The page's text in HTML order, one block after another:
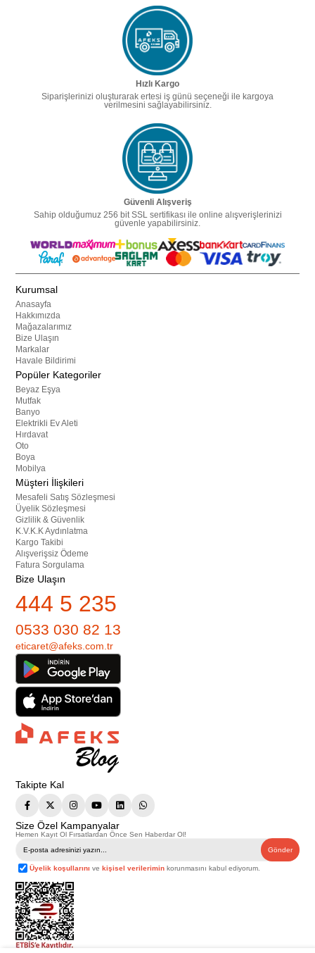
Hızlı Kargo
Siparişlerinizi oluşturarak ertesi iş günü seçeneği ile kargoya
verilmesini sağlayabilirsiniz.
Güvenli Alışveriş
Sahip olduğumuz 256 bit SSL sertifikası ile online alışverişlerinizi
güvenle yapabilirsiniz.
Kurumsal
Anasayfa
Hakkımızda
Mağazalarımız
Bize Ulaşın
Markalar
Havale Bildirimi
Popüler Kategoriler
Beyaz Eşya
Mutfak
Banyo
Elektrikli Ev Aleti
Hırdavat
Oto
Boya
Mobilya
Müşteri İlişkileri
Mesafeli Satış Sözleşmesi
Üyelik Sözleşmesi
Gizlilik & Güvenlik
K.V.K.K Aydınlatma
Kargo Takibi
Alışverişsiz Ödeme
Fatura Sorgulama
Bize Ulaşın
444 5 235
0533 030 82 13
eticaret@afeks.com.tr
Takipte Kal
Size Özel Kampanyalar
Hemen Kayıt Ol Fırsatlardan Önce Sen Haberdar Ol!
Gönder
Üyelik koşullarını vekişisel verilerimin korunmasını kabul ediyorum.